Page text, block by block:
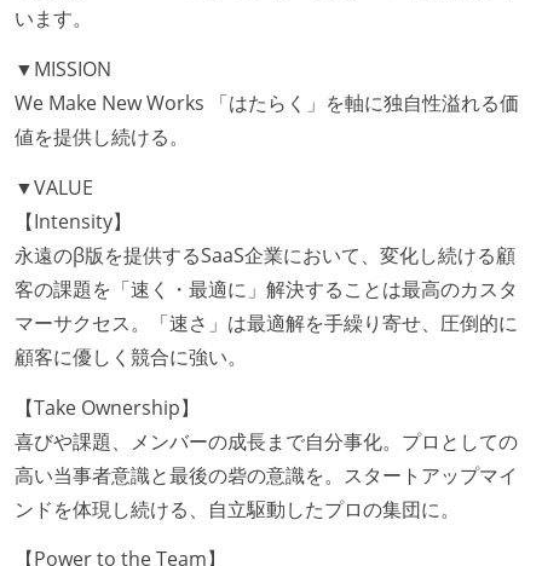
います。
▼MISSION
We Make New Works 「はたらく」を軸に独自性溢れる価
値を提供し続ける。
▼VALUE
【Intensity】
永遠のβ版を提供するSaaS企業において、変化し続ける顧
客の課題を「速く・最適に」解決することは最高のカスタ
マーサクセス。「速さ」は最適解を手繰り寄せ、圧倒的に
顧客に優しく競合に強い。
【Take Ownership】
喜びや課題、メンバーの成長まで自分事化。プロとしての
高い当事者意識と最後の砦の意識を。スタートアップマイ
ンドを体現し続ける、自立駆動したプロの集団に。
【Power to the Team】